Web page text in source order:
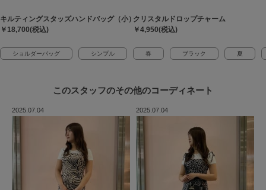
キルティングスタッズハンドバッグ（小）
￥18,700(税込)
クリスタルドロップチャーム
￥4,950(税込)
ショルダーバッグ シンプル 春 ブラック 夏
このスタッフのその他のコーディネート
2025.07.04 2025.07.04